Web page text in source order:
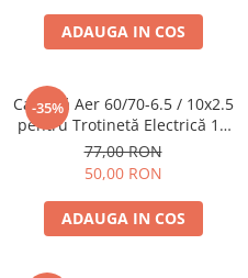
https://
cu-camera
Camere bicicleta
Cauciuc tubeless cu GEL
Trotinete electrice
Biciclete Electrice
ADAUGA IN COS
-35%
Cameră Aer 60/70-6.5 / 10x2.5
pentru Trotinetă Electrică 10
Inch – Valvă Dreaptă
77,00 RON
50,00 RON
ADAUGA IN COS